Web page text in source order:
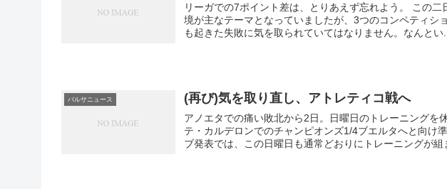
リーガでの7ポイント差は、とりあえず忘れよう。 この二日間ほどはリーガにおけるバルサの逆
境が主なテーマとなっていましたが、3つのコンペティシ
も起きた失敗に気を取られていてはなりません。なんとい...
バルサニュース (再び)気を取り直し、アトレティコ戦へ
アノエタでの痛い敗北から2日。日曜日のトレーニングを
テ・カルデロンでのチャンピオンズ1/4ブエルタへと向け
ブ発表では、この日曜日も通常どおりにトレーニングが組
ケは選手たちのコンディションが思いのほか好ましくな